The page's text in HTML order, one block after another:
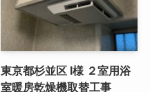
東京都杉並区 I様 ２室用浴
室暖房乾燥機取替工事